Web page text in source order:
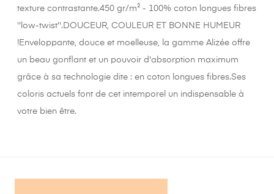
texture contrastante.450 gr/m² - 100% coton longues fibres
''low-twist''.DOUCEUR, COULEUR ET BONNE HUMEUR
!Enveloppante, douce et moelleuse, la gamme Alizée offre
un beau gonflant et un pouvoir d'absorption maximum
grâce à sa technologie dite : en coton longues fibres.Ses
coloris actuels font de cet intemporel un indispensable à
votre bien être.